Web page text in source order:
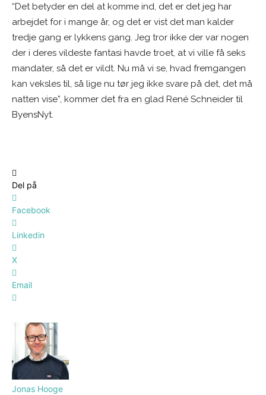
“Det betyder en del at komme ind, det er det jeg har
arbejdet for i mange år, og det er vist det man kalder
tredje gang er lykkens gang. Jeg tror ikke der var nogen
der i deres vildeste fantasi havde troet, at vi ville få seks
mandater, så det er vildt. Nu må vi se, hvad fremgangen
kan veksles til, så lige nu tør jeg ikke svare på det, det må
natten vise”, kommer det fra en glad René Schneider til
ByensNyt.
Del på
Facebook
Linkedin
X
Email
Jonas Hooge